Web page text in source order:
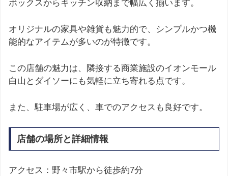
ボックスからキッチン収納まで幅広く揃います。
オリジナルの家具や雑貨も魅力的で、シンプルかつ機
能的なアイテムが多いのが特徴です。
この店舗の魅力は、隣接する商業施設のイオンモール
白山とダイソーにも気軽に立ち寄れる点です。
また、駐車場が広く、車でのアクセスも良好です。
店舗の場所と詳細情報
アクセス：野々市駅から徒歩約7分